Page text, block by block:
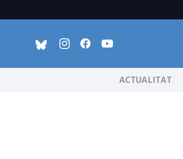
ACTUALITAT